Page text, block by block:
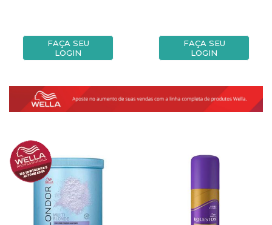
FAÇA SEU
LOGIN
FAÇA SEU
LOGIN